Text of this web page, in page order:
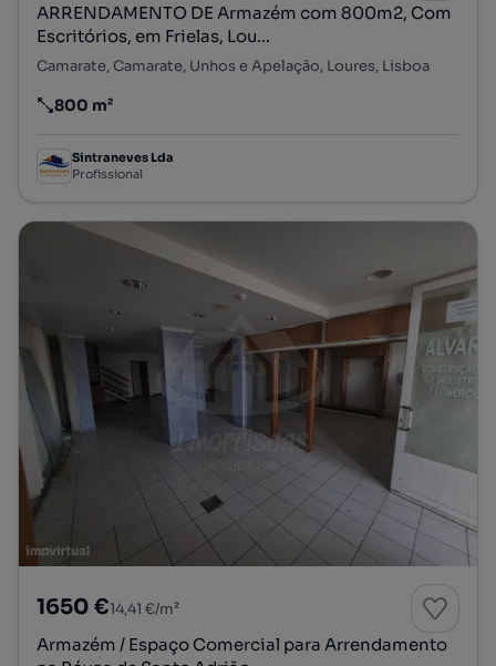
ARRENDAMENTO DE Armazém com 800m2, Com
Escritórios, em Frielas, Lou...
Camarate, Camarate, Unhos e Apelação, Loures, Lisboa
Preço por metro quadrado
800 m²
Sintraneves Lda
Profissional
1650 €14,41 €/m²
Armazém / Espaço Comercial para Arrendamento